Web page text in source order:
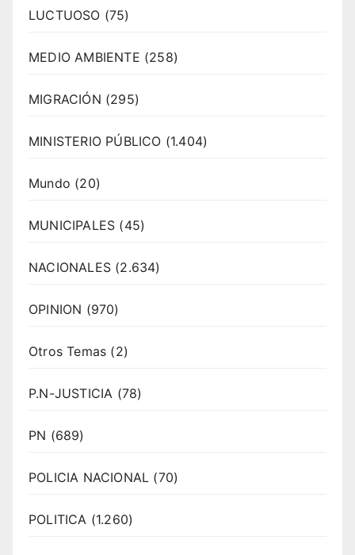
LUCTUOSO (75)
MEDIO AMBIENTE (258)
MIGRACIÓN (295)
MINISTERIO PÚBLICO (1.404)
Mundo (20)
MUNICIPALES (45)
NACIONALES (2.634)
OPINION (970)
Otros Temas (2)
P.N-JUSTICIA (78)
PN (689)
POLICIA NACIONAL (70)
POLITICA (1.260)